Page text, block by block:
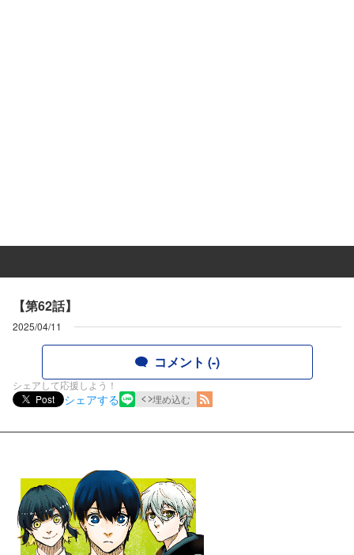
【第62話】
2025/04/11
コメント (-)
シェアして応援しよう！
Post
シェアする 埋め込む